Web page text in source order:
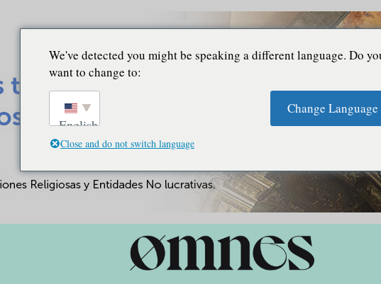
We've detected you might be speaking a different language. Do
want to change to:
English
Change Language
Close and do not switch language